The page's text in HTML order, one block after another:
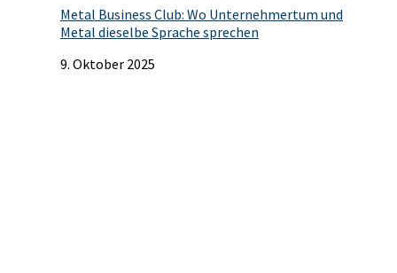
Metal Business Club: Wo Unternehmertum und
Metal dieselbe Sprache sprechen
9. Oktober 2025